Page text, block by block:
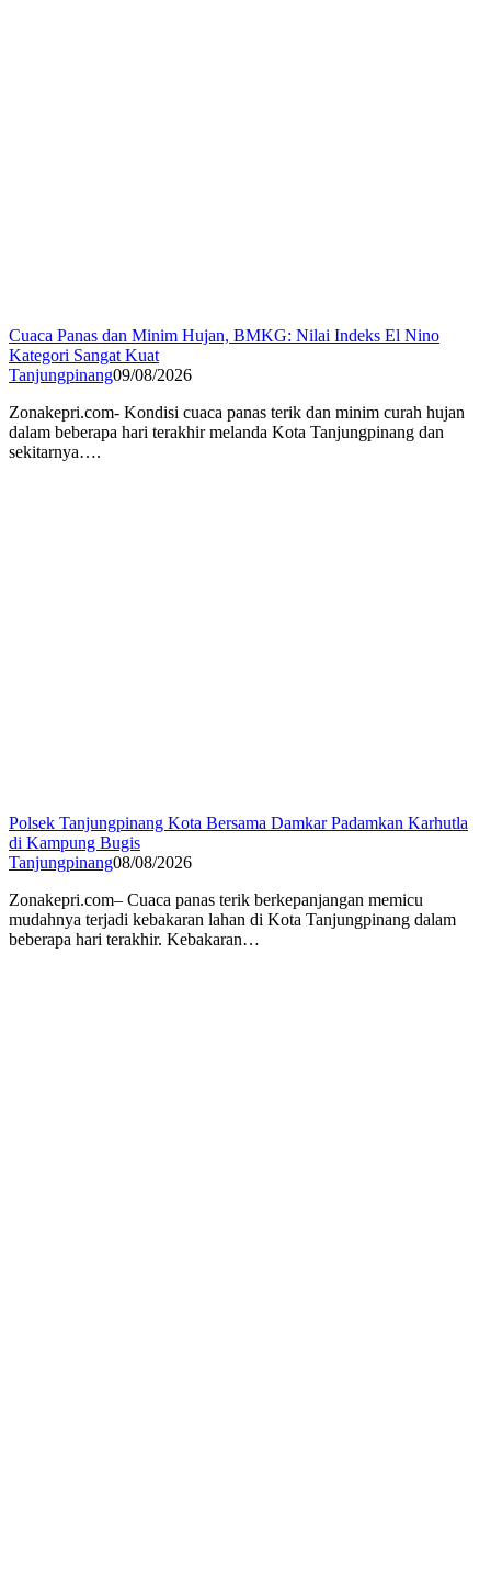
Cuaca Panas dan Minim Hujan, BMKG: Nilai Indeks El Nino
Kategori Sangat Kuat
Tanjungpinang09/08/2026
Zonakepri.com- Kondisi cuaca panas terik dan minim curah hujan
dalam beberapa hari terakhir melanda Kota Tanjungpinang dan
sekitarnya….
Polsek Tanjungpinang Kota Bersama Damkar Padamkan Karhutla
di Kampung Bugis
Tanjungpinang08/08/2026
Zonakepri.com– Cuaca panas terik berkepanjangan memicu
mudahnya terjadi kebakaran lahan di Kota Tanjungpinang dalam
beberapa hari terakhir. Kebakaran…